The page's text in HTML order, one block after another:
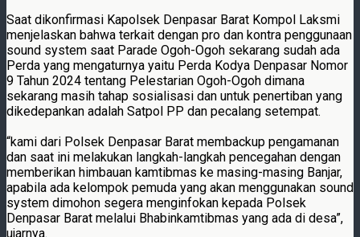
Saat dikonfirmasi Kapolsek Denpasar Barat Kompol Laksmi
menjelaskan bahwa terkait dengan pro dan kontra penggunaan
sound system saat Parade Ogoh-Ogoh sekarang sudah ada
Perda yang mengaturnya yaitu Perda Kodya Denpasar Nomor
9 Tahun 2024 tentang Pelestarian Ogoh-Ogoh dimana
sekarang masih tahap sosialisasi dan untuk penertiban yang
dikedepankan adalah Satpol PP dan pecalang setempat.
“kami dari Polsek Denpasar Barat membackup pengamanan
dan saat ini melakukan langkah-langkah pencegahan dengan
memberikan himbauan kamtibmas ke masing-masing Banjar,
apabila ada kelompok pemuda yang akan menggunakan sound
system dimohon segera menginfokan kepada Polsek
Denpasar Barat melalui Bhabinkamtibmas yang ada di desa”,
ujarnya.